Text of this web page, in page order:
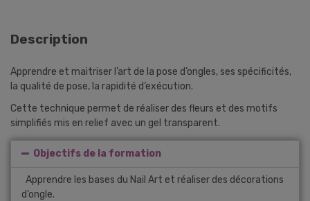
Description
Apprendre et maitriser l’art de la pose d’ongles, ses spécificités,
la qualité de pose, la rapidité d’exécution.
Cette technique permet de réaliser des fleurs et des motifs
simplifiés mis en relief avec un gel transparent.
Objectifs de la formation
Apprendre les bases du Nail Art et réaliser des décorations
d’ongle.